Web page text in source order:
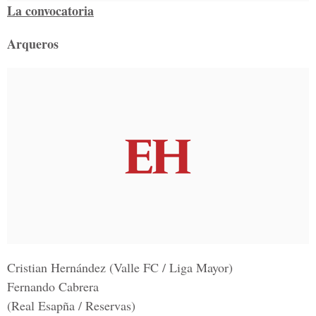
La convocatoria
Arqueros
Cristian Hernández (Valle FC / Liga Mayor)
Fernando Cabrera
(Real Esapña / Reservas)